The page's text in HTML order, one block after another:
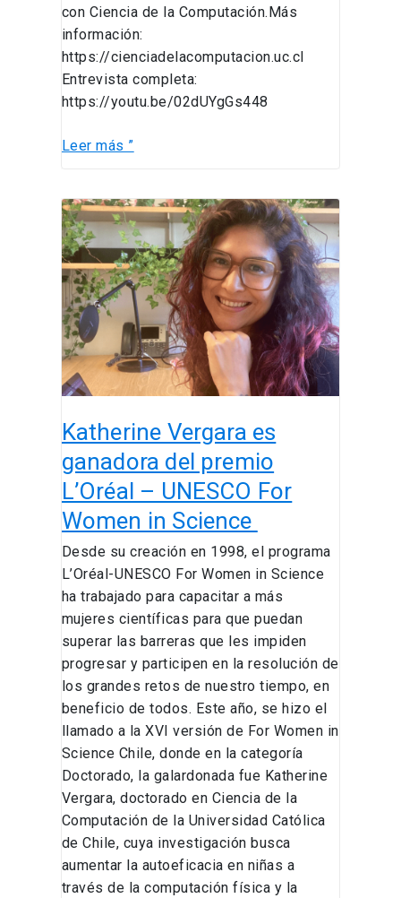
con Ciencia de la Computación.Más
información:
https://cienciadelacomputacion.uc.cl
Entrevista completa:
https://youtu.be/02dUYgGs448
Leer más ”
Katherine Vergara es
ganadora del premio
L’Oréal – UNESCO For
Women in Science
Desde su creación en 1998, el programa
L’Oréal-UNESCO For Women in Science
ha trabajado para capacitar a más
mujeres científicas para que puedan
superar las barreras que les impiden
progresar y participen en la resolución de
los grandes retos de nuestro tiempo, en
beneficio de todos. Este año, se hizo el
llamado a la XVI versión de For Women in
Science Chile, donde en la categoría
Doctorado, la galardonada fue Katherine
Vergara, doctorado en Ciencia de la
Computación de la Universidad Católica
de Chile, cuya investigación busca
aumentar la autoeficacia en niñas a
través de la computación física y la
Katherine
Vergara
es
ganadora
del
premio
L’Oréal
–
UNESCO
Women
in
Science